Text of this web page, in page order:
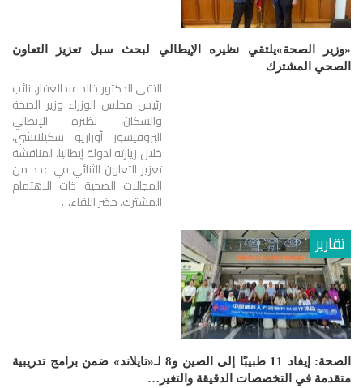
«وزير الصحة»يلتقي نظيره الإيطالي لبحث سبل تعزيز التعاون
الصحي المشترك
التقى الدكتور خالد عبدالغفار، نائب
رئيس مجلس الوزراء وزير الصحة
والسكان، نظيره الإيطالي
البروفيسور أورازيو سكيلاتشي،
خلال زيارته لدولة إيطاليا، لمناقشة
تعزيز التعاون الثنائي في عدد من
المجالات الصحية ذات الاهتمام
المشترك. حضر اللقاء…
تقارير
الصحة: إيفاد 11 طبيبًا إلى الصين و8 لـ«تايلاند» ضمن برامج تدريبية
متقدمة في التخصصات الدقيقة والتغير…